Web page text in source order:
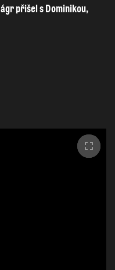
přišel s Dominikou,